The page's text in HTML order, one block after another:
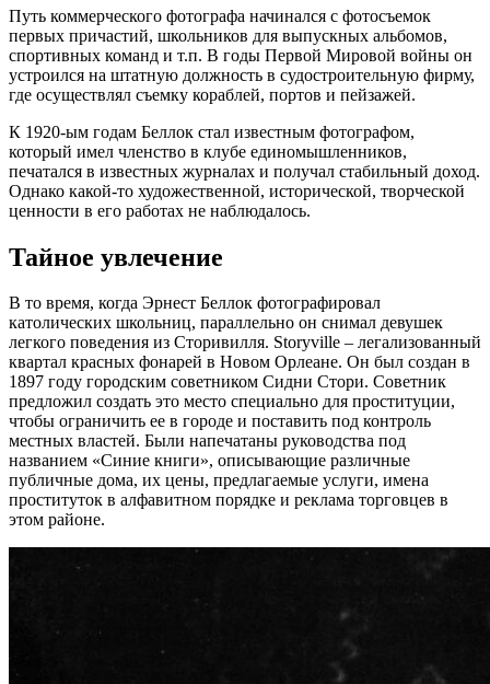
Путь коммерческого фотографа начинался с фотосъемок
первых причастий, школьников для выпускных альбомов,
спортивных команд и т.п. В годы Первой Мировой войны он
устроился на штатную должность в судостроительную фирму,
где осуществлял съемку кораблей, портов и пейзажей.
К 1920-ым годам Беллок стал известным фотографом,
который имел членство в клубе единомышленников,
печатался в известных журналах и получал стабильный доход.
Однако какой-то художественной, исторической, творческой
ценности в его работах не наблюдалось.
Тайное увлечение
В то время, когда Эрнест Беллок фотографировал
католических школьниц, параллельно он снимал девушек
легкого поведения из Сторивилля. Storyville – легализованный
квартал красных фонарей в Новом Орлеане. Он был создан в
1897 году городским советником Сидни Стори. Советник
предложил создать это место специально для проституции,
чтобы ограничить ее в городе и поставить под контроль
местных властей. Были напечатаны руководства под
названием «Синие книги», описывающие различные
публичные дома, их цены, предлагаемые услуги, имена
проституток в алфавитном порядке и реклама торговцев в
этом районе.